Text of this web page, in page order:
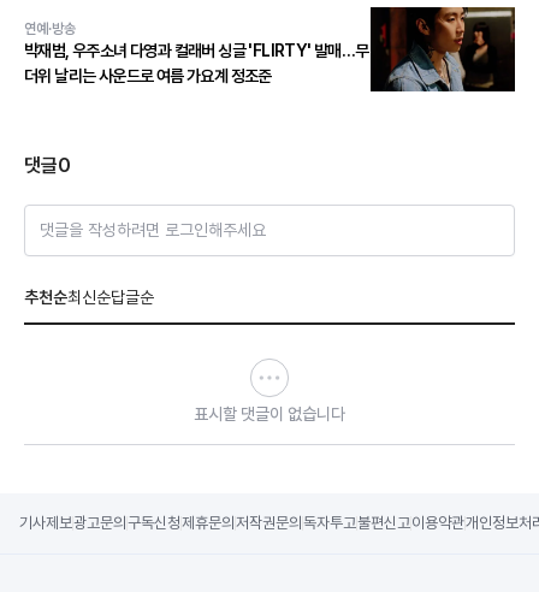
연예·방송
박재범, 우주소녀 다영과 컬래버 싱글 'FLIRTY' 발매…무
더위 날리는 사운드로 여름 가요계 정조준
댓글0
댓글을 작성하려면 로그인해주세요
추천순최신순답글순
표시할 댓글이 없습니다
기사제보광고문의 구독신청제휴문의 저작권문의 독자투고불편신고이용약관개인정보처